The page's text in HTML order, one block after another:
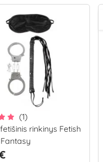
(1)
rinkinys Fetish
Fantasy